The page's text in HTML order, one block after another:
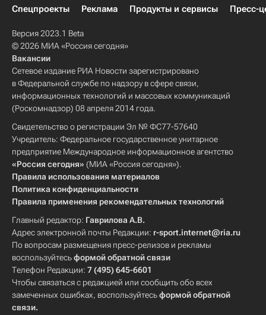
Спецпроекты
Реклама Продукты и сервисы Пресс-
Версия 2023.1 Beta
© 2026 МИА «Россия сегодня»
Вакансии
Сетевое издание РИА Новости зарегистрировано
в Федеральной службе по надзору в сфере связи,
информационных технологий и массовых коммуникаций
(Роскомнадзор) 08 апреля 2014 года.
Свидетельство о регистрации Эл № ФС77-57640
Учредитель: Федеральное государственное унитарное
предприятие Международное информационное агентство
«Россия сегодня» (МИА «Россия сегодня»).
Правила использования материалов
Политика конфиденциальности
Правила применения рекомендательных технологий
Главный редактор: Гаврилова А.В.
Адрес электронной почты Редакции: r-sport.internet@ria.ru
По вопросам размещения пресс-релизов и рекламы
воспользуйтесьформой обратной связи
Телефон Редакции: 7 (495) 645-6601
Чтобы связаться с редакцией или сообщить обо всех
замеченных ошибках, воспользуйтесьформой обратной
связи.